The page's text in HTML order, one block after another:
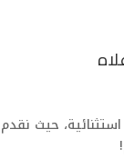
حيث